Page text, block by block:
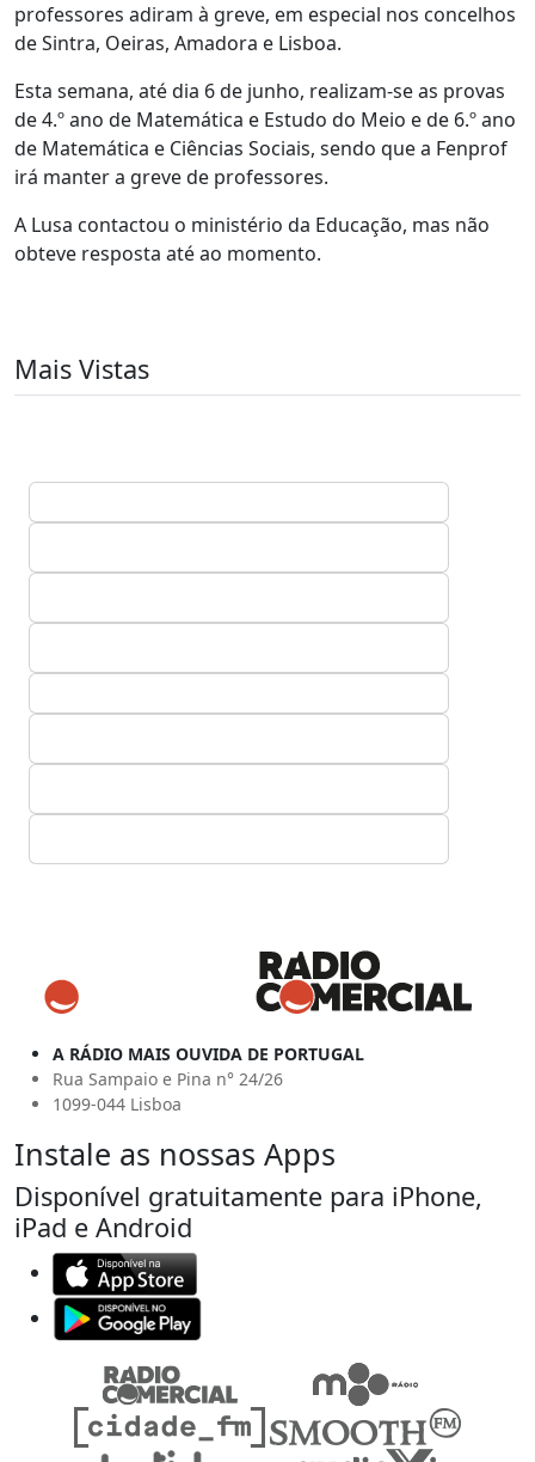
professores adiram à greve, em especial nos concelhos
de Sintra, Oeiras, Amadora e Lisboa.
Esta semana, até dia 6 de junho, realizam-se as provas
de 4.º ano de Matemática e Estudo do Meio e de 6.º ano
de Matemática e Ciências Sociais, sendo que a Fenprof
irá manter a greve de professores.
A Lusa contactou o ministério da Educação, mas não
obteve resposta até ao momento.
Mais Vistas
A RÁDIO MAIS OUVIDA DE PORTUGAL
Rua Sampaio e Pina n° 24/26
1099-044 Lisboa
Instale as nossas Apps
Disponível gratuitamente para iPhone,
iPad e Android